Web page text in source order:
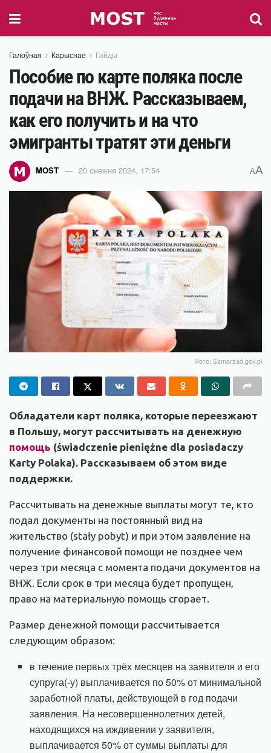
Галоўная Карыснае Гайды
Пособие по карте поляка после
подачи на ВНЖ. Рассказываем,
как его получить и на что
эмигранты тратят эти деньги
MOST 20 снежня 2024, 17:54 AA
Фото: Samorzad.gov.pl
Обладатели карт поляка, которые переезжают
в Польшу, могут рассчитывать на денежную
помощь (świadczenie pieniężne dla posiadaczy
Karty Polaka). Рассказываем об этом виде
поддержки.
Рассчитывать на денежные выплаты могут те, кто
подал документы на постоянный вид на
жительство (stały pobyt) и при этом заявление на
получение финансовой помощи не позднее чем
через три месяца с момента подачи документов на
ВНЖ. Если срок в три месяца будет пропущен,
право на материальную помощь сгорает.
Размер денежной помощи рассчитывается
следующим образом:
в течение первых трёх месяцев на заявителя и его
супруга(-у) выплачивается по 50% от минимальной
заработной платы, действующей в год подачи
заявления. На несовершеннолетних детей,
находящихся на иждивении у заявителя,
выплачивается 50% от суммы выплаты для